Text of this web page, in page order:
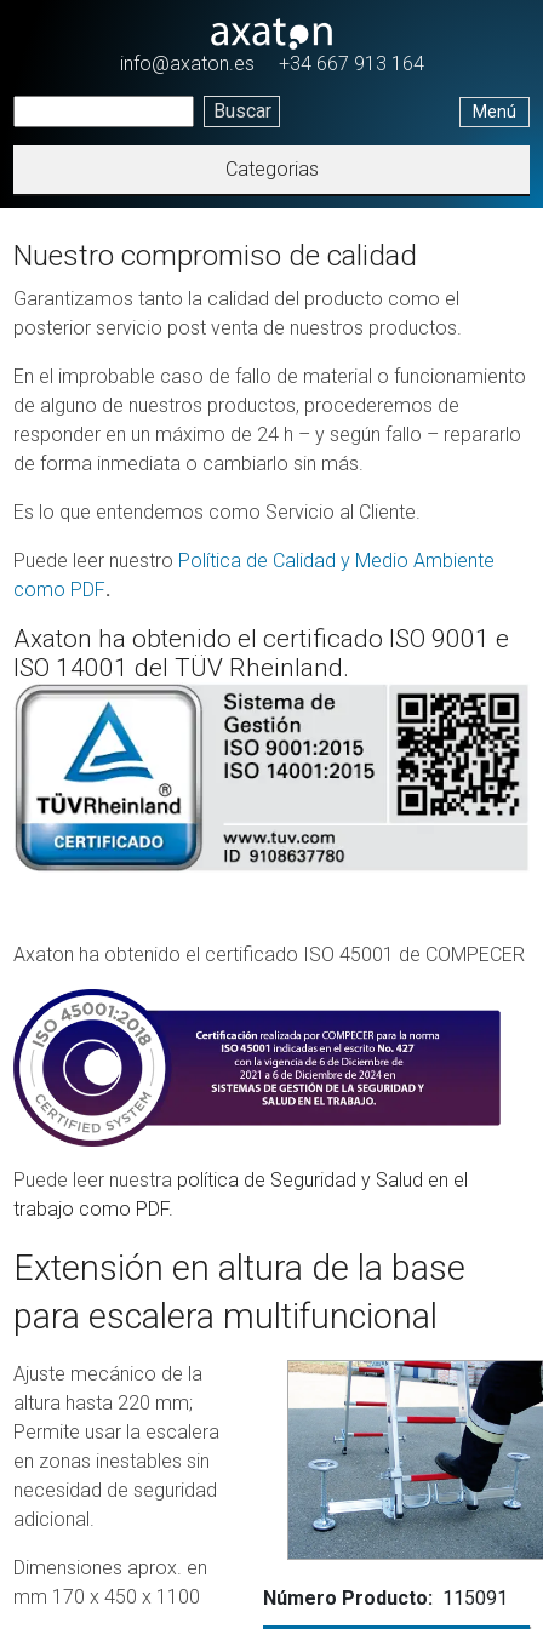
info@axaton.es +34 667 913 164
Menú
Categorias
Nuestro compromiso de calidad
Garantizamos tanto la calidad del producto como el
posterior servicio post venta de nuestros productos.
En el improbable caso de fallo de material o funcionamiento
de alguno de nuestros productos, procederemos de
responder en un máximo de 24 h – y según fallo – repararlo
de forma inmediata o cambiarlo sin más.
Es lo que entendemos como Servicio al Cliente.
Puede leer nuestro Política de Calidad y Medio Ambiente
como PDF.
Axaton ha obtenido el certificado ISO 9001 e
ISO 14001 del TÜV Rheinland.
Axaton ha obtenido el certificado ISO 45001 de COMPECER
Puede leer nuestra política de Seguridad y Salud en el
trabajo como PDF.
Extensión en altura de la base
para escalera multifuncional
Número Producto 115091
Ajuste mecánico de la
altura hasta 220 mm;
Permite usar la escalera
en zonas inestables sin
necesidad de seguridad
adicional.
Dimensiones aprox. en
mm 170 x 450 x 1100